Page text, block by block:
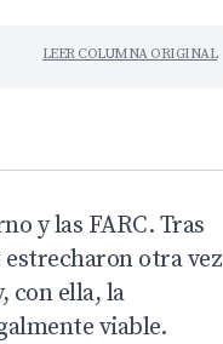
LEER COLUMNA ORIGINAL
y las FARC. Tras
otra vez
con ella, la
viable.